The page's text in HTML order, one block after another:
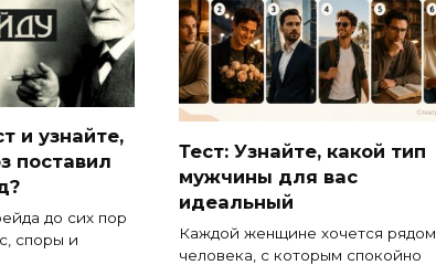
и узнайте,
поставил
до сих пор
споры и
Тест: Узнайте, какой тип
мужчины для вас
идеальный
Каждой женщине хочется рядом
человека, с которым спокойно